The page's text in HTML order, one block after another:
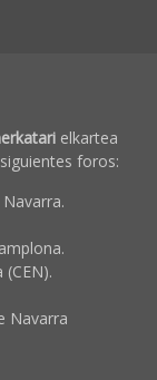
elkartea
foros:
Navarra